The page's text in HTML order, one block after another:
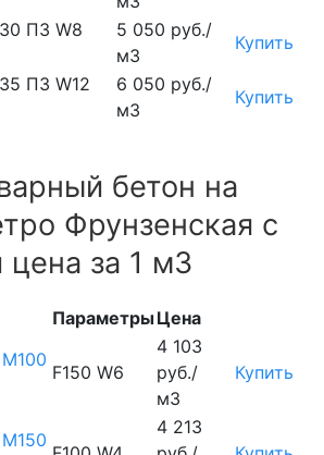
П3 W8
5 050 руб./
м3
Купить
П3 W12
6 050 руб./
м3
Купить
бетон на
Фрунзенская с
цена за 1 м3
ПараметрыЦена
М100
F150 W6
4 103
руб./
м3
Купить
М150
4 213